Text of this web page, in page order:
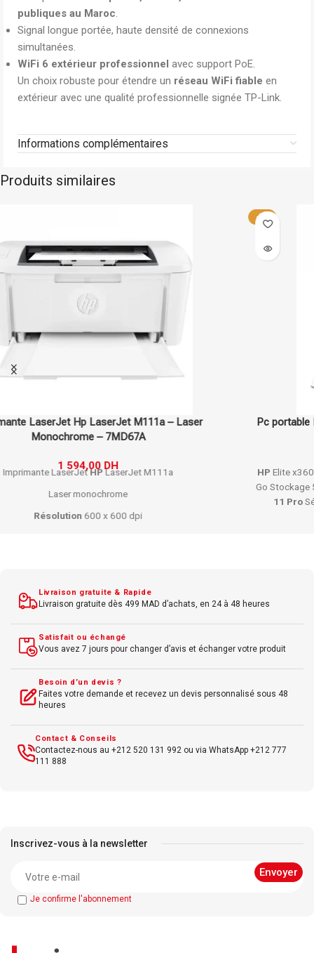
publiques au Maroc.
Signal longue portée, haute densité de connexions
simultanées.
WiFi 6 extérieur professionnel avec support PoE.
Un choix robuste pour étendre un réseau WiFi fiable en
extérieur avec une qualité professionnelle signée TP-Link.
Informations complémentaires
Produits similaires
Pc portable Hp Convertible Elite x360 830 G11 – W11 Pro Silver
– A36YSET
Hp
26 520,00
HPElite x360 830 G11 ConvertibleIntel 12e genRAM16
HDWindows
aluminium
Livraison gratuite & Rapide
Livraison gratuite dès 499 MAD d’achats, en 24 à 48 heures
Satisfait ou échangé
Vous avez 7 jours pour changer d’avis et échanger votre produit
Besoin d’un devis ?
Faites votre demande et recevez un devis personnalisé sous 48
heures
Contact & Conseils
Contactez-nous au +212 520 131 992 ou via WhatsApp +212 777
111 888
Inscrivez-vous à la newsletter
Je confirme l'abonnement